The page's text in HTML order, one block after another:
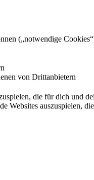
(„notwendige
von Drittanbietern
die für dich und
Websites auszuspielen,